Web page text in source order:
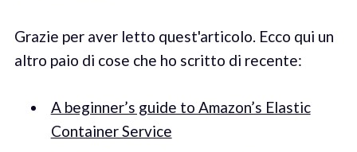
Grazie per aver letto quest'articolo. Ecco qui un
altro paio di cose che ho scritto di recente:
A beginner’s guide to Amazon’s Elastic
Container Service